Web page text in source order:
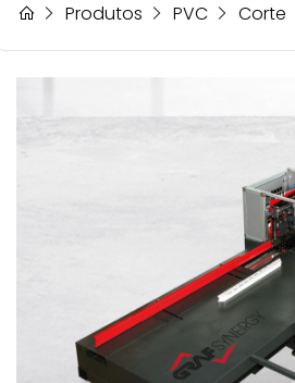
Produtos PVC Corte